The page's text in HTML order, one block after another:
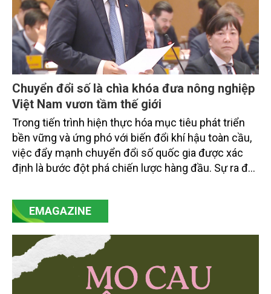
Chuyển đổi số là chìa khóa đưa nông nghiệp
Việt Nam vươn tầm thế giới
Trong tiến trình hiện thực hóa mục tiêu phát triển
bền vững và ứng phó với biến đổi khí hậu toàn cầu,
việc đẩy mạnh chuyển đổi số quốc gia được xác
định là bước đột phá chiến lược hàng đầu. Sự ra đời
mạnh mẽ, thúc đẩy quá trình cải cách toàn diện,
minh bạch hóa chuỗi cung ứng và nâng cao hiệu
then chốt là nông nghiệp và môi trường.
EMAGAZINE